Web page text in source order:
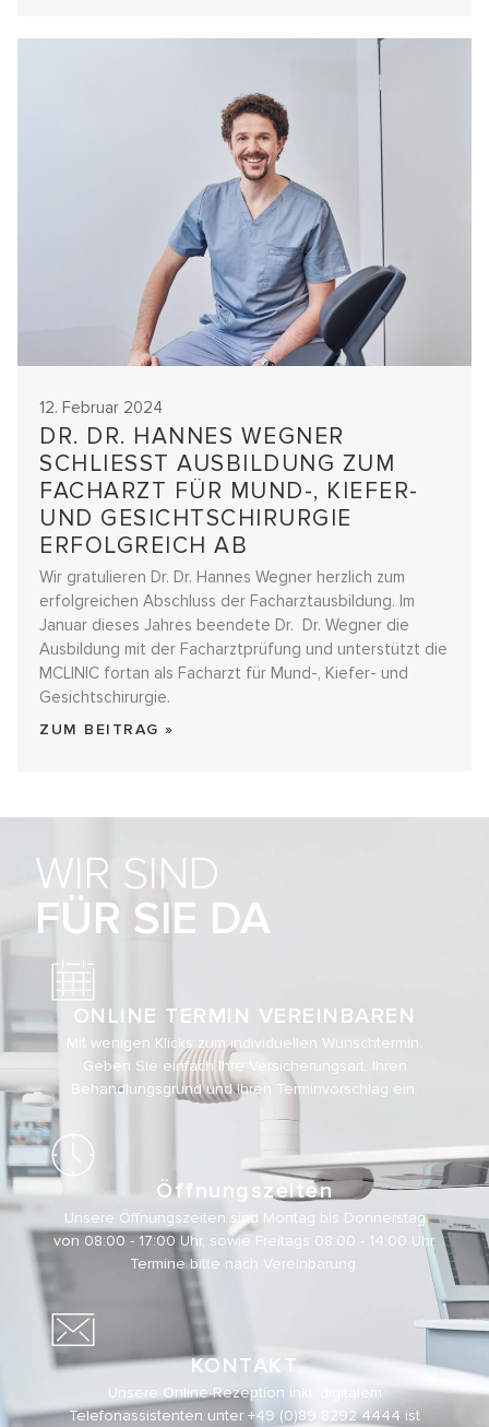
12. Februar 2024
DR. DR. HANNES WEGNER
SCHLIESST AUSBILDUNG ZUM F
ACHARZT FÜR MUND-, KIEFER- U
ND GESICHTSCHIRURGIE E
RFOLGREICH AB
Wir gratulieren Dr. Dr. Hannes Wegner herzlich zum
erfolgreichen Abschluss der Facharztausbildung. Im
Januar dieses Jahres beendete Dr. Dr. Wegner die
Ausbildung mit der Facharztprüfung und unterstützt die
MCLINIC fortan als Facharzt für Mund-, Kiefer- und
Gesichtschirurgie.
ZUM BEITRAG »
WIR SIND
FÜR SIE DA
ONLINE TERMIN VEREINBAREN
Mit wenigen Klicks zum individuellen Wunschtermin.
Geben Sie einfach Ihre Versicherungsart, Ihren
Behandlungsgrund und Ihren Terminvorschlag ein.
Öffnungszeiten
Unsere Öffnungszeiten sind Montag bis Donnerstag
von 08:00 - 17:00 Uhr, sowie Freitags 08:00 - 14:00 Uhr.
Termine bitte nach Vereinbarung.
KONTAKT
Unsere Online-Rezeption inkl. digitalem
Telefonassistenten unter +49 (0)89 8292 4444 ist